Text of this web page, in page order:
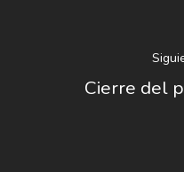
Cierre del